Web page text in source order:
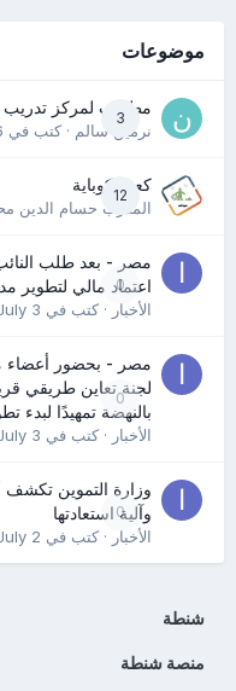
موضوعات
3
مطلوب لمركز
نرمين سالم· كتب في
12
كعب كوباية
المدرب حسام الدين
0
مصر - بعد طلب النائب
اعتماد مالي لتطوير
الأخبار· كتب في July 3
0
مصر - بحضور أعضاء
لجنة تعاين طريقي
بالنهضة تمهيدًا لبدء
الأخبار· كتب في July 3
0
وزارة التموين تكشف
وآلية استعادتها
الأخبار· كتب في July 2
شنطة
منصة شنطة